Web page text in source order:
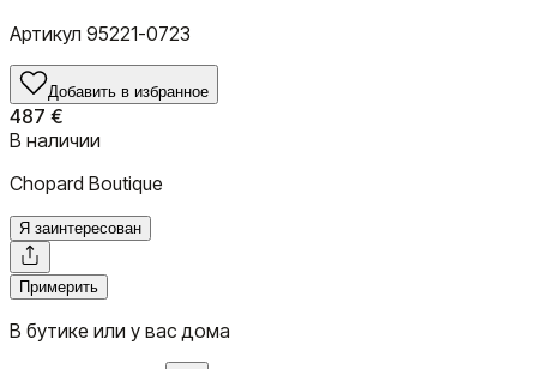
Артикул 95221-0723
Добавить в избранное
487 €
В наличии
Chopard Boutique
Я заинтересован
Примерить
В бутике или у вас дома